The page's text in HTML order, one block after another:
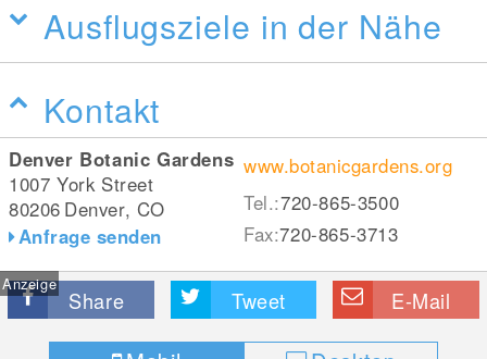
Ausflugsziele in der Nähe
Kontakt
Denver Botanic Gardens
1007 York Street
80206 Denver, CO
Anfrage senden
www.botanicgardens.org
Tel.:720-865-3500
Fax:720-865-3713
Anzeige
Share Tweet E-Mail